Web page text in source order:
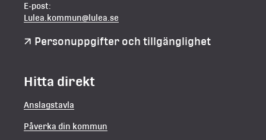
E-post:
Lulea.kommun@lulea.se
Personuppgifter och tillgänglighet
Hitta direkt
Anslagstavla
Påverka din kommun